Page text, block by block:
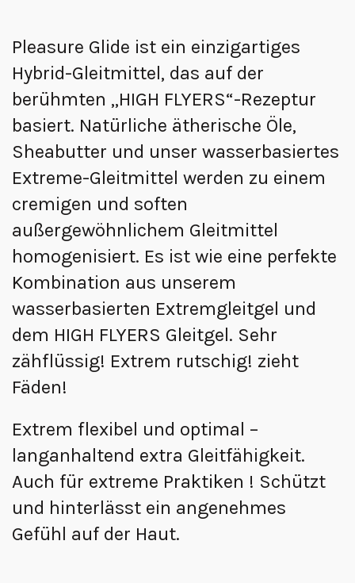
Pleasure Glide ist ein einzigartiges
Hybrid-Gleitmittel, das auf der
berühmten „HIGH FLYERS“-Rezeptur
basiert. Natürliche ätherische Öle,
Sheabutter und unser wasserbasiertes
Extreme-Gleitmittel werden zu einem
cremigen und soften
außergewöhnlichem Gleitmittel
homogenisiert. Es ist wie eine perfekte
Kombination aus unserem
wasserbasierten Extremgleitgel und
dem HIGH FLYERS Gleitgel. Sehr
zähflüssig! Extrem rutschig! zieht
Fäden!
Extrem flexibel und optimal –
langanhaltend extra Gleitfähigkeit.
Auch für extreme Praktiken ! Schützt
und hinterlässt ein angenehmes
Gefühl auf der Haut.